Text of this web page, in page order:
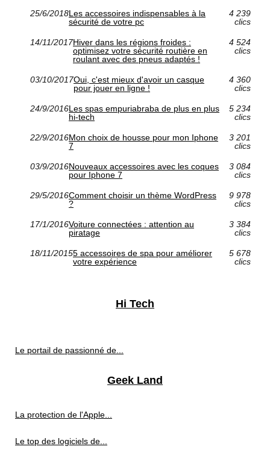
25/6/2018Les accessoires indispensables à la
sécurité de votre pc
4 239
clics
14/11/2017Hiver dans les régions froides :
optimisez votre sécurité routière en
roulant avec des pneus adaptés !
4 524
clics
03/10/2017Oui, c'est mieux d'avoir un casque
pour jouer en ligne !
4 360
clics
24/9/2016Les spas empuriabraba de plus en plus
hi-tech
5 234
clics
22/9/2016Mon choix de housse pour mon Iphone
7
3 201
clics
03/9/2016Nouveaux accessoires avec les coques
pour Iphone 7
3 084
clics
29/5/2016Comment choisir un thème WordPress
?
9 978
clics
17/1/2016Voiture connectées : attention au
piratage
3 384
clics
18/11/20155 accessoires de spa pour améliorer
votre expérience
5 678
clics
Hi Tech
Le portail de passionné de...
Geek Land
La protection de l'Apple...
Le top des logiciels de...